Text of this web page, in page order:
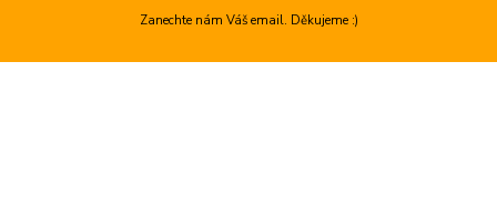
Zanechte nám Váš email. Děkujeme :)